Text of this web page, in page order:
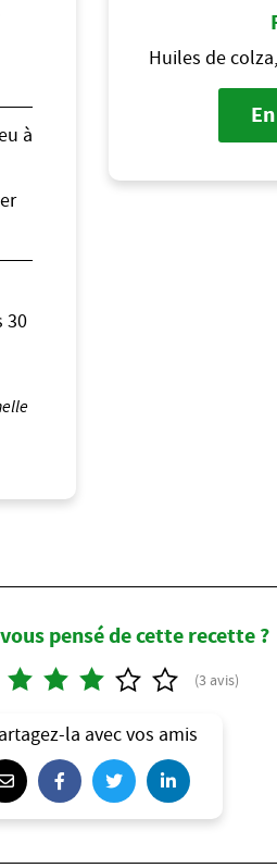
à
30
Huiles de
pensé de cette recette ?
la avec vos amis